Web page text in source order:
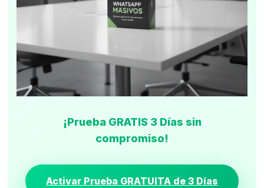
¡Prueba GRATIS 3 Días sin
compromiso!
Activar Prueba GRATUITA de 3 Días